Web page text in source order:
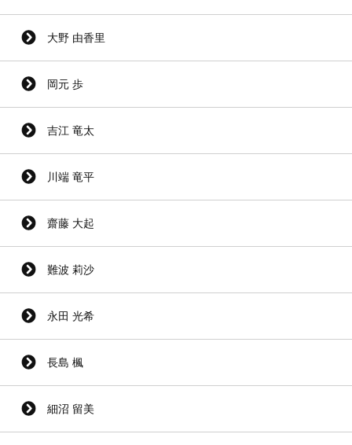
大野 由香里
岡元 歩
吉江 竜太
川端 竜平
齋藤 大起
難波 莉沙
永田 光希
長島 楓
細沼 留美